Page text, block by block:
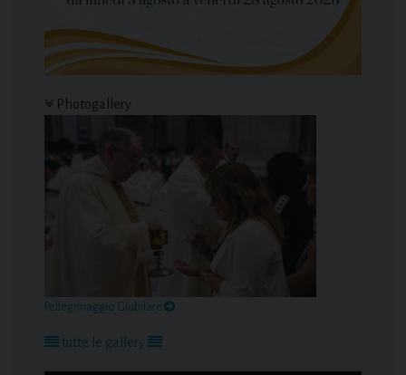
Photogallery
Pellegrinaggio Giubilare
tutte le gallery